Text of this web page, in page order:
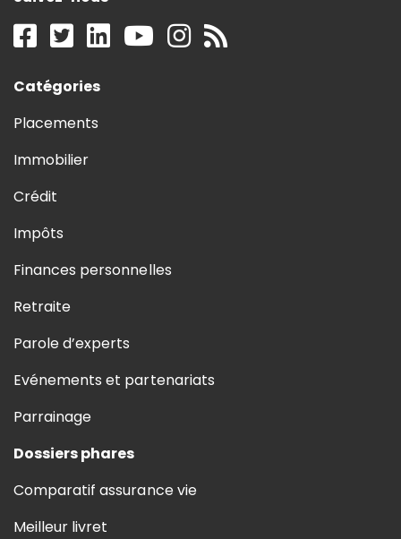
Catégories
Placements
Immobilier
Crédit
Impôts
Finances personnelles
Retraite
Parole d’experts
Evénements et partenariats
Parrainage
Dossiers phares
Comparatif assurance vie
Meilleur livret